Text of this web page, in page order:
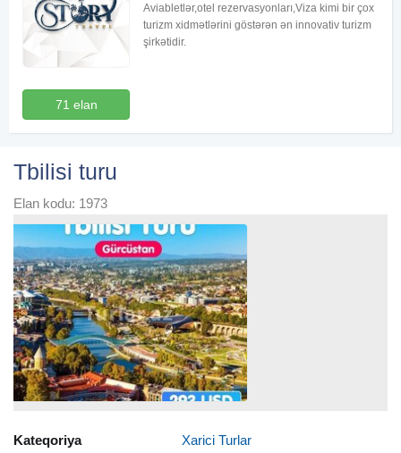
71 elan
Aviabletlər,otel rezervasyonları,Viza kimi bir çox
turizm xidmətlərini göstərən ən innovativ turizm
şirkətidir.
Tbilisi turu
Elan kodu: 1973
Kateqoriya
Xarici Turlar